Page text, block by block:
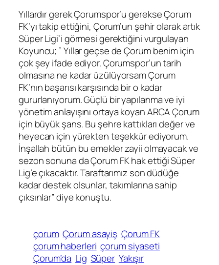
Yıllardır gerek Çorumspor’u gerekse Çorum
FK’yı takip ettiğini, Çorum’un şehir olarak artık
Süper Ligi’i görmesi gerektiğini vurgulayan
Koyuncu; ” Yıllar geçse de Çorum benim için
çok şey ifade ediyor. Çorumspor’un tarih
olmasına ne kadar üzülüyorsam Çorum
FK’nın başarısı karşısında bir o kadar
gururlanıyorum. Güçlü bir yapılanma ve iyi
yönetim anlayışını ortaya koyan ARCA Çorum
için büyük şans. Bu şehre kattıkları değer ve
heyecan için yürekten teşekkür ediyorum.
İnşallah bütün bu emekler zayii olmayacak ve
sezon sonuna da Çorum FK hak ettiği Süper
Lig’e çıkacaktır. Taraftarımız son düdüğe
kadar destek olsunlar, takımlarına sahip
çıksınlar” diye konuştu.
çorum Çorum asayiş Çorum FK
çorum haberleri çorum siyaseti
Çorum’da Lig Süper Yakışır